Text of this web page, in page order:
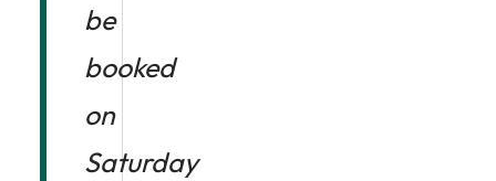
be
booked
on
Saturday